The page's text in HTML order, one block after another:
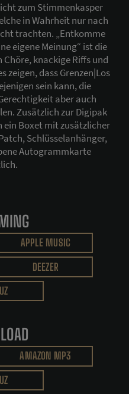
zum Stimmenkasper
in Wahrheit nur nach
trachten. „Entkomme
eigene Meinung“ ist die
knackige Riffs und
zeigen, dass Grenzen|Los
sein kann, die
aber auch
Zusätzlich zur Digipak
ein Boxet mit zusätzlicher
Schlüsselanhänger,
Autogrammkarte
APPLE MUSIC
DEEZER
AMAZON MP3